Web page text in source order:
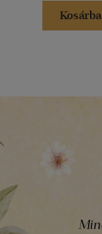
Kosárba